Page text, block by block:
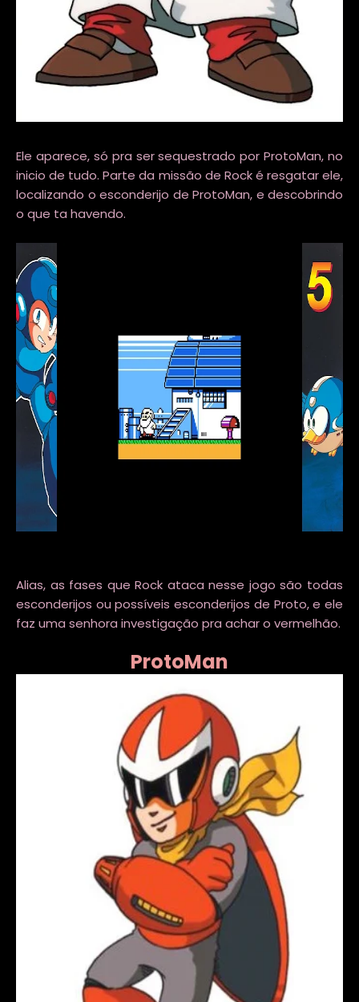
Ele aparece, só pra ser sequestrado por ProtoMan, no
inicio de tudo. Parte da missão de Rock é resgatar ele,
localizando o esconderijo de ProtoMan, e descobrindo
o que ta havendo.
Alias, as fases que Rock ataca nesse jogo são todas
esconderijos ou possíveis esconderijos de Proto, e ele
faz uma senhora investigação pra achar o vermelhão.
ProtoMan